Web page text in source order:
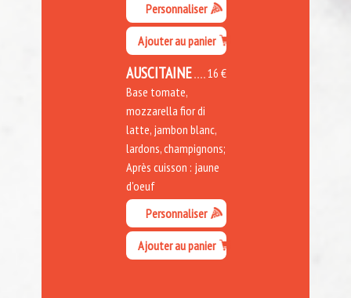
Personnaliser
Ajouter au panier
16 €
AUSCITAINE
Base tomate,
mozzarella fior di
latte, jambon blanc,
lardons, champignons;
Après cuisson : jaune
d'oeuf
Personnaliser
Ajouter au panier